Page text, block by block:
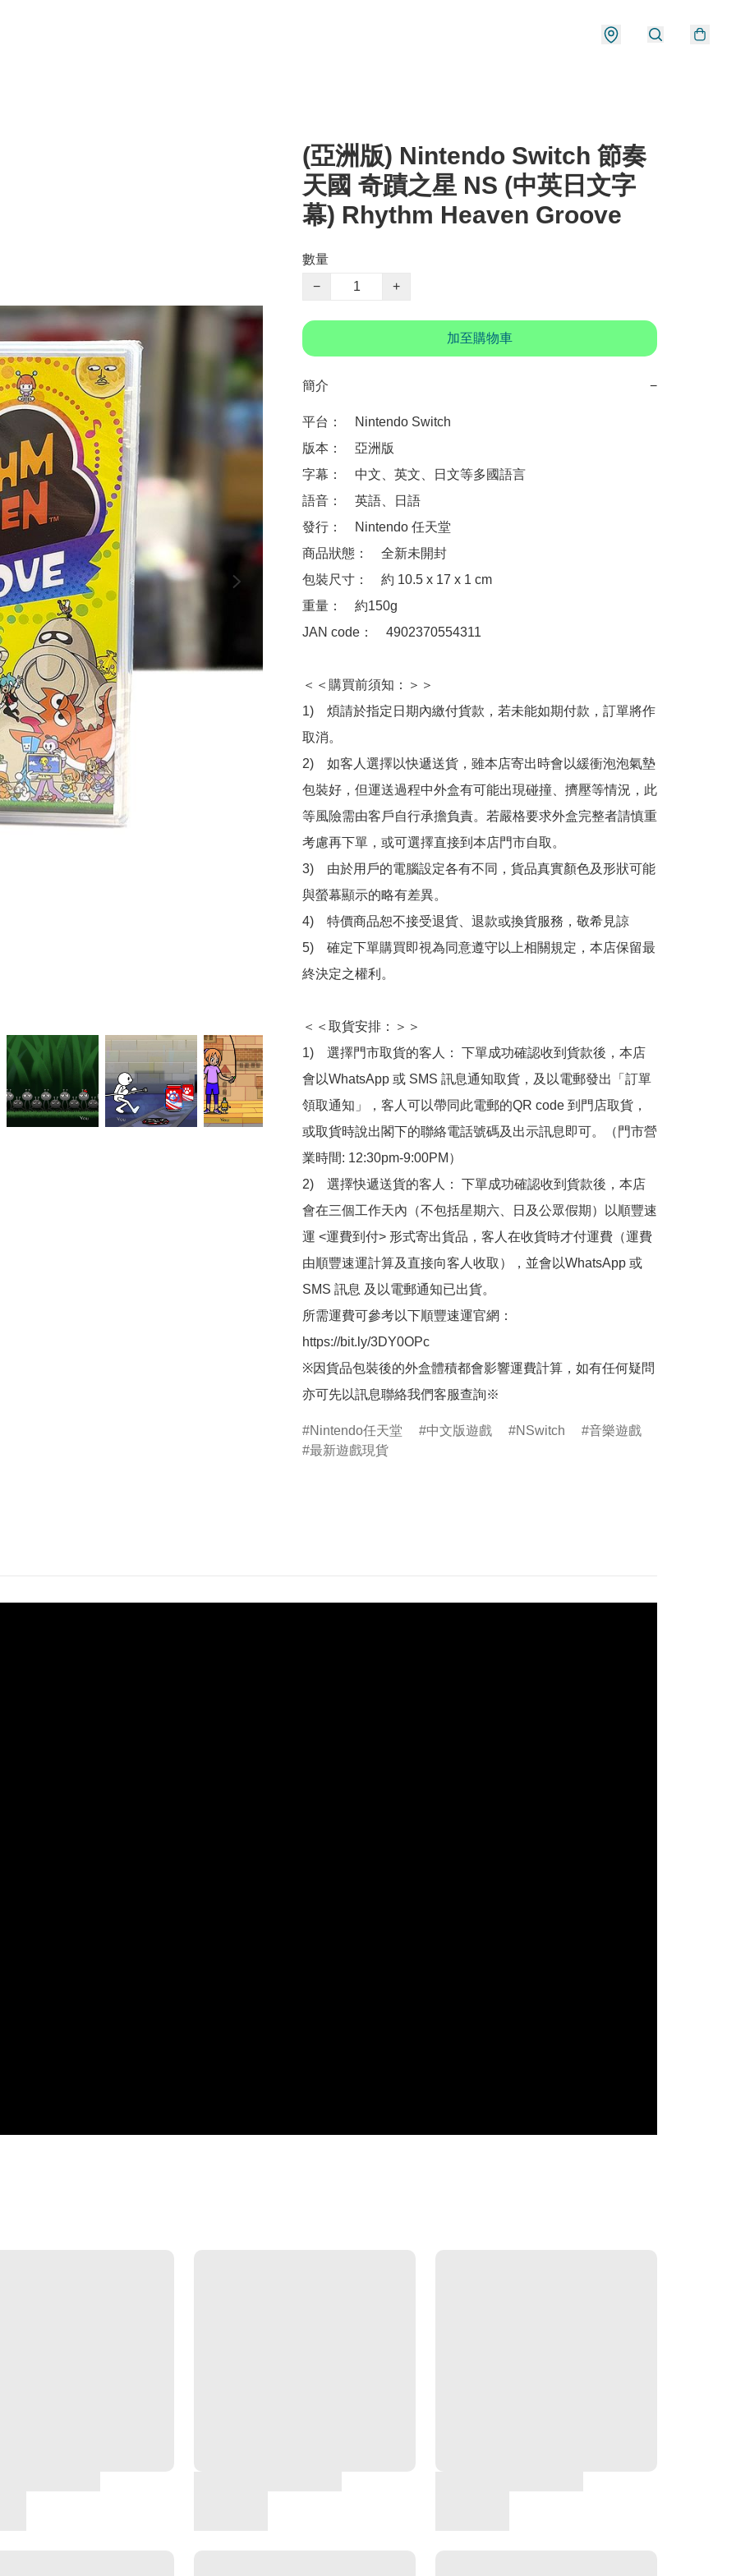
(亞洲版) Nintendo Switch 節奏
天國 奇蹟之星 NS (中英日文字
幕) Rhythm Heaven Groove
數量
−
+
加至購物車
簡介 −
平台：　Nintendo Switch
版本：　亞洲版
字幕：　中文、英文、日文等多國語言
語音：　英語、日語
發行：　Nintendo 任天堂
商品狀態：　全新未開封
包裝尺寸：　約 10.5 x 17 x 1 cm
重量：　約150g
JAN code：　4902370554311
＜＜購買前須知：＞＞
1)　煩請於指定日期內繳付貨款，若未能如期付款，訂單將作
取消。
2)　如客人選擇以快遞送貨，雖本店寄出時會以緩衝泡泡氣墊
包裝好，但運送過程中外盒有可能出現碰撞、擠壓等情況，此
等風險需由客戶自行承擔負責。若嚴格要求外盒完整者請慎重
考慮再下單，或可選擇直接到本店門市自取。
3)　由於用戶的電腦設定各有不同，貨品真實顏色及形狀可能
與螢幕顯示的略有差異。
4)　特價商品恕不接受退貨、退款或換貨服務，敬希見諒
5)　確定下單購買即視為同意遵守以上相關規定，本店保留最
終決定之權利。
＜＜取貨安排：＞＞
1)　選擇門市取貨的客人： 下單成功確認收到貨款後，本店
會以WhatsApp 或 SMS 訊息通知取貨，及以電郵發出「訂單
領取通知」，客人可以帶同此電郵的QR code 到門店取貨，
或取貨時說出閣下的聯絡電話號碼及出示訊息即可。（門市營
業時間: 12:30pm-9:00PM）
2)　選擇快遞送貨的客人： 下單成功確認收到貨款後，本店
會在三個工作天內（不包括星期六、日及公眾假期）以順豐速
運 <運費到付> 形式寄出貨品，客人在收貨時才付運費（運費
由順豐速運計算及直接向客人收取），並會以WhatsApp 或
SMS 訊息 及以電郵通知已出貨。
所需運費可參考以下順豐速運官網：
https://bit.ly/3DY0OPc
※因貨品包裝後的外盒體積都會影響運費計算，如有任何疑問
亦可先以訊息聯絡我們客服查詢※
Nintendo任天堂 中文版遊戲 NSwitch
音樂遊戲
最新遊戲現貨